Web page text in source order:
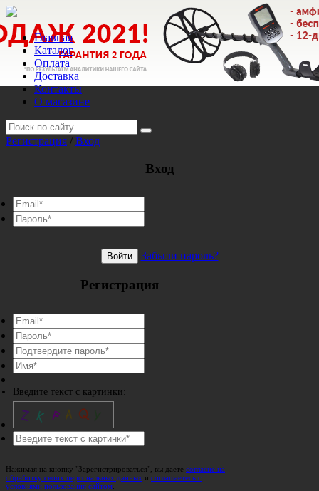
Главная
Каталог
Оплата
Доставка
Контакты
О магазине
Регистрация / Вход
Вход
Войти Забыли пароль?
Регистрация
Введите текст с картинки:
Нажимая на кнопку "Зарегистрироваться", вы даете согласие на
обработку своих персональных данных и соглашаетесь с
условиями пользования сайтом